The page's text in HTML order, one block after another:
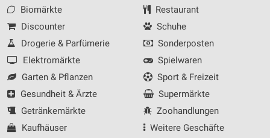
Biomärkte
Discounter
Drogerie & Parfümerie
Elektromärkte
Garten & Pflanzen
Gesundheit & Ärzte
Getränkemärkte
Kaufhäuser
Restaurant
Schuhe
Sonderposten
Spielwaren
Sport & Freizeit
Supermärkte
Zoohandlungen
Weitere Geschäfte